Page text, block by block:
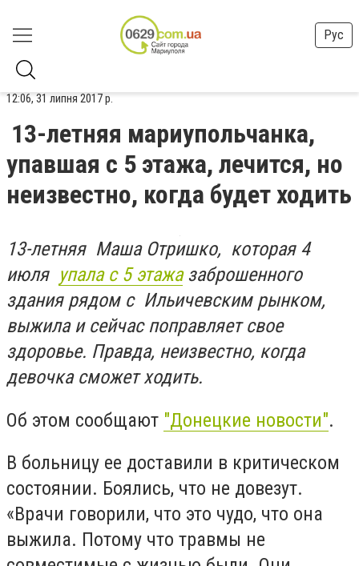
Рус
12:06, 31 липня 2017 р.
13-летняя мариупольчанка,
упавшая с 5 этажа, лечится, но
неизвестно, когда будет ходить
13-летняя Маша Отришко, которая 4
июля упала с 5 этажазаброшенного
здания рядом с Ильичевским рынком,
выжила и сейчас поправляет свое
здоровье. Правда, неизвестно, когда
девочка сможет ходить.
Об этом сообщают "Донецкие новости".
В больницу ее доставили в критическом
состоянии. Боялись, что не довезут.
«Врачи говорили, что это чудо, что она
выжила. Потому что травмы не